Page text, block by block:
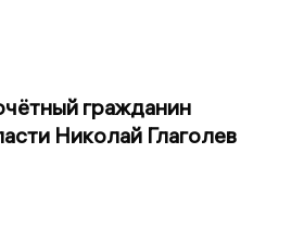
гражданин
Николай Глаголев